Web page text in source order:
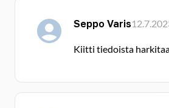
Seppo Varis
Kiitti tiedoista